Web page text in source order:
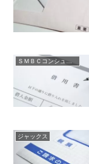
ＳＭＢＣコンシューマーファイナンス
ジャックス